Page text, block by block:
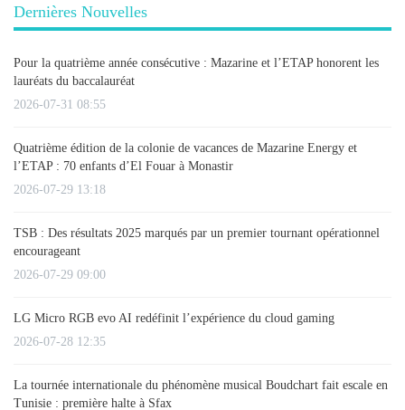
Dernières Nouvelles
Pour la quatrième année consécutive : Mazarine et l’ETAP honorent les
lauréats du baccalauréat
2026-07-31 08:55
Quatrième édition de la colonie de vacances de Mazarine Energy et
l’ETAP : 70 enfants d’El Fouar à Monastir
2026-07-29 13:18
TSB : Des résultats 2025 marqués par un premier tournant opérationnel
encourageant
2026-07-29 09:00
LG Micro RGB evo AI redéfinit l’expérience du cloud gaming
2026-07-28 12:35
La tournée internationale du phénomène musical Boudchart fait escale en
Tunisie : première halte à Sfax